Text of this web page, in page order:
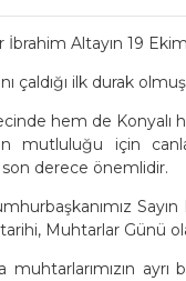
Altayın 19
çaldığı ilk durak
hem de
mutluluğu için
derece önemlidir.
Muhtarlar Günü
muhtarlarımızın